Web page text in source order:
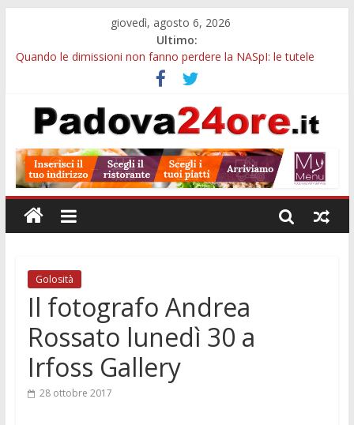
giovedì, agosto 6, 2026
Ultimo:
Quando le dimissioni non fanno perdere la NASpI: le tutele
previste nei casi di violenza di genere
Ferragosto in Prato della Valle, da Tracy Spencer a Valeria
Rossi: musica e fuochi
Notizie di Padova ore 10: Hiroshima, nuovo corso MedTech,
Notizie di Padova alle ore 21: SIT torna all’utile, crescono le
auto nuove e concorsi comunali
Transizione 4.0, più tempo alle imprese del Padovano:
prorogate le comunicazioni sugli investimenti
Golosità
Il fotografo Andrea
Rossato lunedì 30 a
Irfoss Gallery
28 ottobre 2017